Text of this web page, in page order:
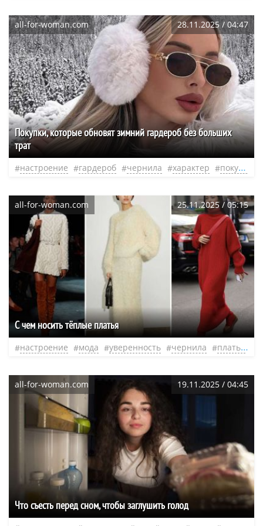
all-for-woman.com 28.11.2025 / 04:47
Покупки, которые обновят зимний гардероб без больших
трат
настроение гардероб чернила характер покупки
all-for-woman.com 25.11.2025 / 05:15
С чем носить тёплые платья
настроение мода уверенность чернила платье
all-for-woman.com 19.11.2025 / 04:45
Что съесть перед сном, чтобы заглушить голод